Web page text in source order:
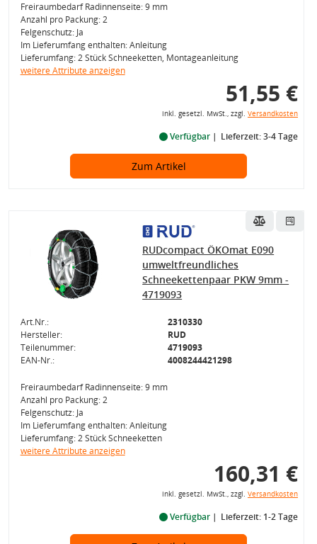
Freiraumbedarf Radinnenseite: 9 mm
Anzahl pro Packung: 2
Felgenschutz: Ja
Im Lieferumfang enthalten: Anleitung
Lieferumfang: 2 Stück Schneeketten, Montageanleitung
weitere Attribute anzeigen
51,55 €
inkl. gesetzl. MwSt., zzgl. Versandkosten
Verfügbar Lieferzeit: 3-4 Tage
Zum Artikel
RUDcompact ÖKOmat E090
umweltfreundliches
Schneekettenpaar PKW 9mm -
4719093
Art.Nr.:
2310330
Hersteller:
RUD
Teilenummer:
4719093
EAN-Nr.:
4008244421298
Freiraumbedarf Radinnenseite: 9 mm
Anzahl pro Packung: 2
Felgenschutz: Ja
Im Lieferumfang enthalten: Anleitung
Lieferumfang: 2 Stück Schneeketten
weitere Attribute anzeigen
160,31 €
inkl. gesetzl. MwSt., zzgl. Versandkosten
Verfügbar Lieferzeit: 1-2 Tage